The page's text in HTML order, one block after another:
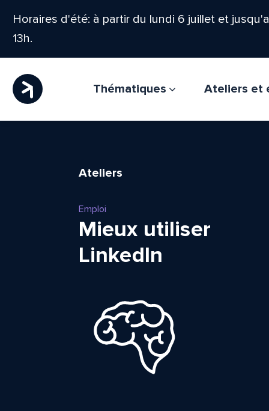
Horaires d'été: à partir du lundi 6 juillet et
13h.
Thématiques Ateliers et
Ateliers
Emploi
Mieux utiliser
LinkedIn